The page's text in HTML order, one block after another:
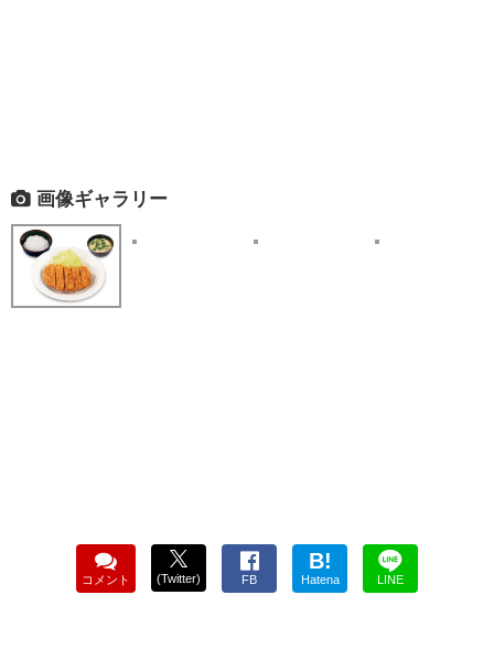
画像ギャラリー
コメント (Twitter) FB
B!
Hatena LINE